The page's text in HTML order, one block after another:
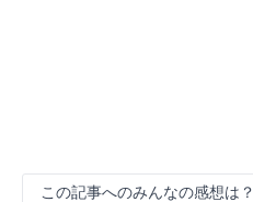
この記事へのみんなの感想は？